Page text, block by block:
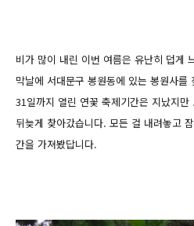
비가 많이 내린 이번 여름은 유난히 덥게
막날에 서대문구 봉원동에 있는 봉원사
31일까지 열린 연꽃 축제기간은 지났지만
뒤늦게 찾아갔습니다. 모든 걸 내려놓고
간을 가져봤답니다.